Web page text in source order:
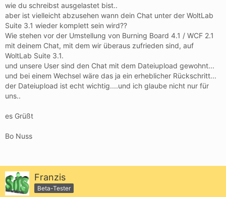
wie du schreibst ausgelastet bist..
aber ist vielleicht abzusehen wann dein Chat unter der WoltLab
Suite 3.1 wieder komplett sein wird??
Wie stehen vor der Umstellung von Burning Board 4.1 / WCF 2.1
mit deinem Chat, mit dem wir überaus zufrieden sind, auf
WoltLab Suite 3.1.
und unsere User sind den Chat mit dem Dateiupload gewohnt...
und bei einem Wechsel wäre das ja ein erheblicher Rückschritt...
der Dateiupload ist echt wichtig....und ich glaube nicht nur für
uns..
es Grüßt
Bo Nuss
Franzis
Beta-Tester